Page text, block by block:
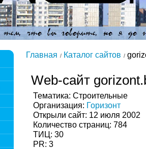
Главная Каталог сайтов
Web-сайт
Тематика: Строительные
Организация: Горизонт
Открыли сайт: 12 июля 2002
Количество страниц: 784
ТИЦ: 30
PR: 3